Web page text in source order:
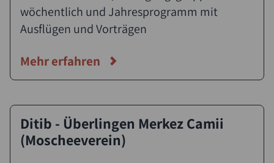
wöchentlich und Jahresprogramm mit
Ausflügen und Vorträgen
Mehr erfahren
Ditib - Überlingen Merkez Camii
(Moscheeverein)